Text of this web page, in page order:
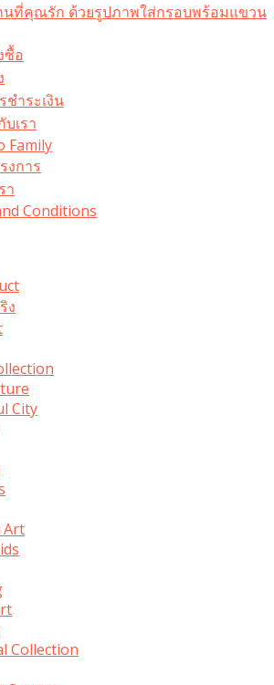
นที่คุณรัก ด้วยรูปภาพใส่กรอบพร้อมแขวน​
ซื้อ
ำระเงิน
เรา
Family
งการ
า
Conditions
ง
City
Art
Collection